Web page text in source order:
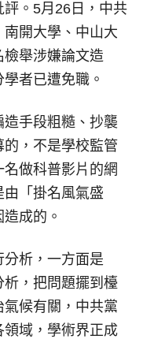
。5月26日，中共
開大學、中山大
檢舉涉嫌論文造
者已遭免職。
手段粗糙、抄襲
，不是學校監管
做科普影片的網
「掛名風氣盛
成的。
析，一方面是
析，把問題擺到檯
候有關，中共黨
域，學術界正成